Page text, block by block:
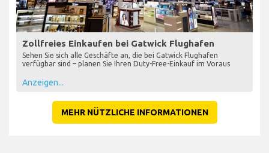
Zollfreies Einkaufen bei Gatwick Flughafen
Sehen Sie sich alle Geschäfte an, die bei Gatwick Flughafen
verfügbar sind – planen Sie Ihren Duty-Free-Einkauf im Voraus
Anzeigen...
MEHR NÜTZLICHE INFORMATIONEN